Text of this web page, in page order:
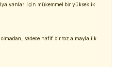
yanları için mükemmel bir yükseklik
sadece hafif bir toz almayla ilk